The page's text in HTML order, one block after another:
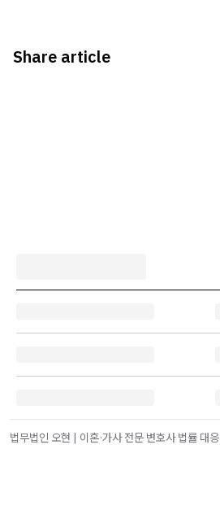
Share article
법무법인 오현 | 이혼·가사 전문 변호사 법률 대응